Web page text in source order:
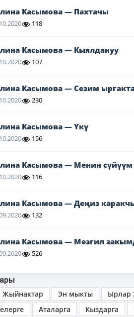
Касымова — Пахтачы
118
Касымова — Кыялдануу
107
Касымова — Сезим
230
Касымова — Үкү
156
Касымова — Менин сүйүүм
116
Касымова — Деңиз
132
Касымова — Мезгил
526
Жыйнактар Эн мыкты Ырлар
Аталарга Кыздарга